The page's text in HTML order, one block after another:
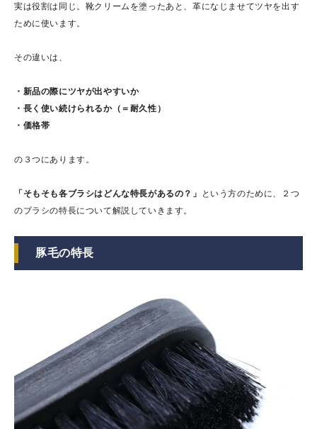
実は役割は同じ。靴クリームを塗ったあと、革になじませてツヤを出す
ために使います。
その違いは、
・新品の際にツヤが出やすいか
・長く使い続けられるか（＝耐久性）
・価格帯
の３つにあります。
「そもそも各ブラシはどんな特長があるの？」
という方のために、２つ
のブラシの特長について解説していきます。
豚毛の特長